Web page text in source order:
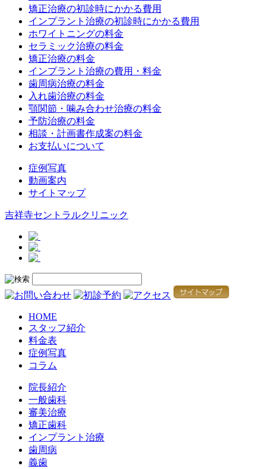
矯正治療の初診時にかかる費用
インプラント治療の初診時にかかる費用
ホワイトニングの料金
セラミック治療の料金
矯正治療の料金
インプラント治療の費用・料金
歯周病治療の料金
入れ歯治療の料金
顎関節・噛み合わせ治療の料金
予防治療の料金
相談・計画書作成案の料金
お支払いについて
症例写真
動画案内
サイトマップ
吉祥寺セントラルクリニック
HOME
スタッフ紹介
料金表
症例写真
コラム
院長紹介
一般歯科
審美治療
矯正歯科
インプラント治療
歯周病
義歯